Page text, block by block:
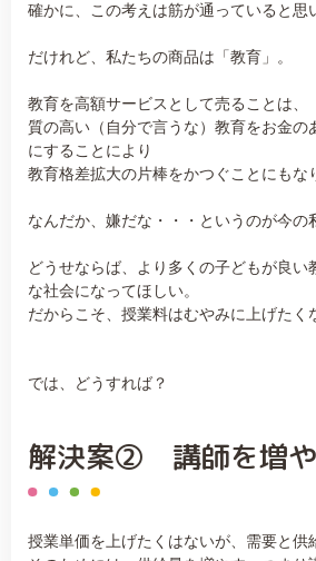
確かに、この考えは筋が通っていると思
だけれど、私たちの商品は「教育」。
教育を高額サービスとして売ることは、
質の高い（自分で言うな）教育をお金の
にすることにより
教育格差拡大の片棒をかつぐことにもな
なんだか、嫌だな・・・というのが今の
どうせならば、より多くの子どもが良い
な社会になってほしい。
だからこそ、授業料はむやみに上げたく
では、どうすれば？
解決案② 講師を増
授業単価を上げたくはないが、需要と供